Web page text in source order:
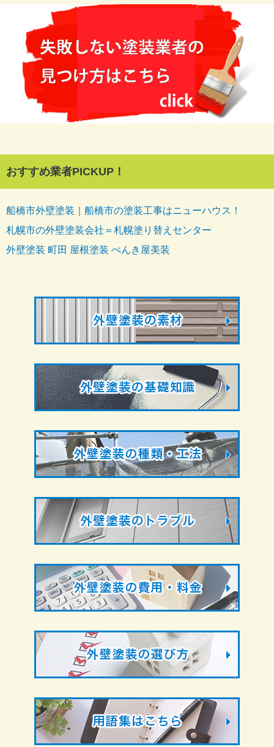
おすすめ業者PICKUP！
船橋市外壁塗装｜船橋市の塗装工事はニューハウス！
札幌市の外壁塗装会社＝札幌塗り替えセンター
外壁塗装 町田 屋根塗装 ぺんき屋美装